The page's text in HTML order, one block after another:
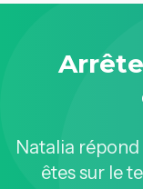
Natalia répond
êtes sur le